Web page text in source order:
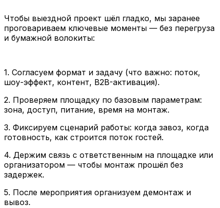
Чтобы выездной проект шёл гладко, мы заранее
проговариваем ключевые моменты — без перегруза
и бумажной волокиты:
1. Согласуем формат и задачу (что важно: поток,
шоу-эффект, контент, B2B-активация).
2. Проверяем площадку по базовым параметрам:
зона, доступ, питание, время на монтаж.
3. Фиксируем сценарий работы: когда завоз, когда
готовность, как строится поток гостей.
4. Держим связь с ответственным на площадке или
организатором — чтобы монтаж прошёл без
задержек.
5. После мероприятия организуем демонтаж и
вывоз.